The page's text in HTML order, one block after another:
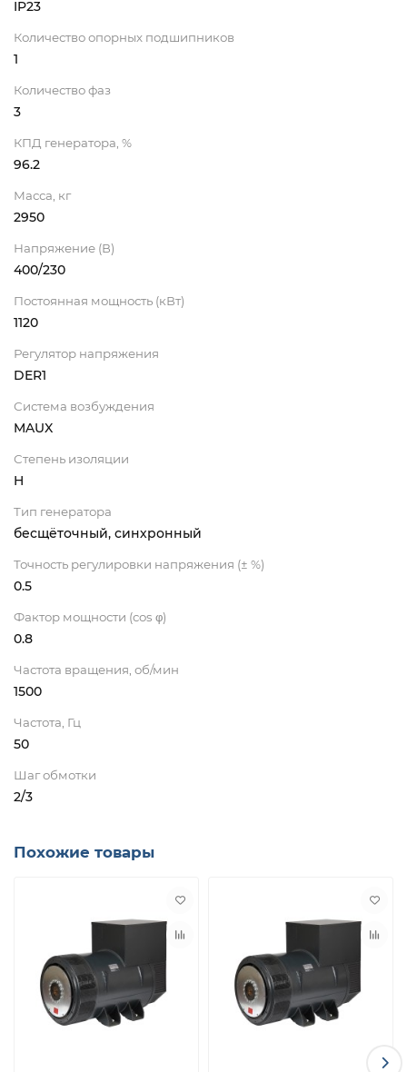
IP23
Количество опорных подшипников
1
Количество фаз
3
КПД генератора, %
96.2
Масса, кг
2950
Напряжение (В)
400/230
Постоянная мощность (кВт)
1120
Регулятор напряжения
DER1
Система возбуждения
MAUX
Степень изоляции
H
Тип генератора
бесщёточный, синхронный
Точность регулировки напряжения (± %)
0.5
Фактор мощности (cos φ)
0.8
Частота вращения, об/мин
1500
Частота, Гц
50
Шаг обмотки
2/3
Похожие товары